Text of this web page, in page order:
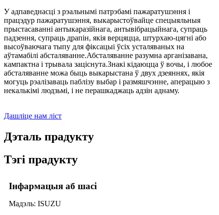
У адпаведнасці з рэальнымі патрэбамі пажаратушэння і
працэдур пажаратушэння, выкарыстоўвайце спецыяльныя
прыстасаванні антыкаразійнага, антывібрацыйнага, супраць
падзення, супраць драпін, якія верцяцца, штурхаю-цягні або
высоўваючага тыпу для фіксацыі ўсіх усталяваных на
аўтамабілі абсталяванне.Абсталяванне разумна арганізавана,
кампактна і трывала заціснута.Знакі кідаюцца ў вочы, і любое
абсталяванне можа быць выкарыстана ў двух дзеяннях, якія
могуць рэалізаваць паблізу выбар і размяшчэнне, аперацыю з
некалькімі людзьмі, і не перашкаджаць адзін аднаму.
Дашліце нам ліст
Дэталь прадукту
Тэгі прадукту
Інфармацыя аб шасі
Мадэль: ISUZU